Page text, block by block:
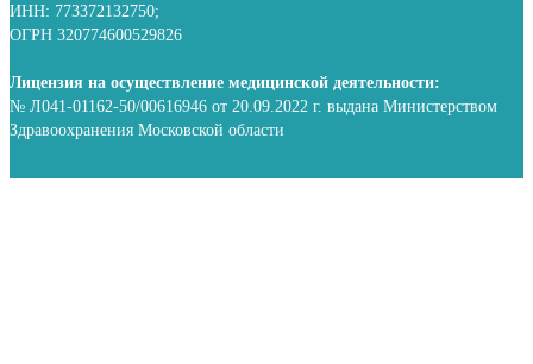
ИНН: 773372132750;
ОГРН 320774600529826
Лицензия на осуществление медицинской деятельности:
№ Л041-01162-50/00616946 от 20.09.2022 г. выдана Министерством
Здравоохранения Московской области